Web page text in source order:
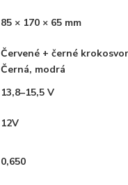
85 × 170 × 65 mm
Červené + černé
Černá, modrá
13,8–15,5 V
12V
0,650